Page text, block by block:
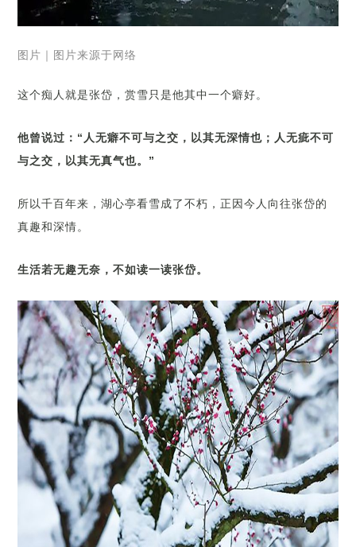
图片｜图片来源于网络
这个痴人就是张岱，赏雪只是他其中一个癖好。
他曾说过：“人无癖不可与之交，以其无深情也；人无疵不可
与之交，以其无真气也。”
所以千百年来，湖心亭看雪成了不朽，正因今人向往张岱的
真趣和深情。
生活若无趣无奈，不如读一读张岱。